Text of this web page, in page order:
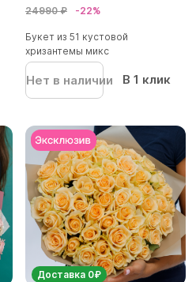
24990 ₽ -22%
Букет из 51 кустовой
хризантемы микс
Нет в наличии В 1 клик
Доставка 0₽